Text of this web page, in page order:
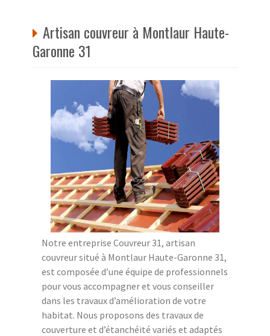
Artisan couvreur à Montlaur Haute-
Garonne 31
Notre entreprise Couvreur 31, artisan
couvreur situé à Montlaur Haute-Garonne 31,
est composée d’une équipe de professionnels
pour vous accompagner et vous conseiller
dans les travaux d’amélioration de votre
habitat. Nous proposons des travaux de
couverture et d’étanchéité variés et adaptés